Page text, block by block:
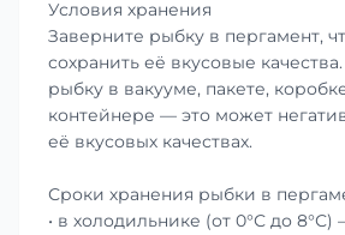
Условия хранения
Заверните рыбку в пергамент,
сохранить её вкусовые
рыбку в вакууме, пакете,
контейнере — это может
её вкусовых качествах.
Сроки хранения рыбки в
• в холодильнике (от 0°С до